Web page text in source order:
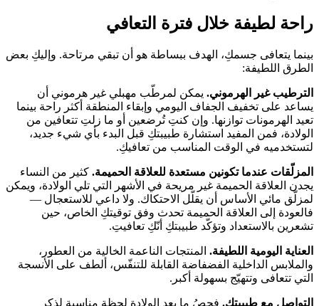
راحة لطيفة خلال فترة التعافي
بينما يتعافى جسمكِ، الهدف ببساطة هو أن تبقي مرتاحة. وإليكِ بعض
الطرق اللطيفة:
الترطيب غير الهرموني. يمكن لمرطّب مهبلي غير هرموني أن
يساعد على تخفيف الجفاف اليومي وإبقاء المنطقة أكثر راحة بينما
تعيد الهرمونات توازنها. وإن كنتِ تُرضعين أو ما زلتِ تتعافين من
الولادة، فمن المفيد استشارة طبيبتكِ قبل البدء بأي شيء جديد،
لتستخدميه في الوقت المناسب من تعافيكِ.
المزلّقات عندما تكونين مستعدة للعلاقة الحميمة. كثير من النساء
يجدن العلاقة الحميمة غير مريحة في الأشهر التي تلي الولادة، ويمكن
لمزلّق مائي الأساس أن يقلّل الاحتكاك. ولا داعي للاستعجال —
فالعودة إلى العلاقة الحميمة تحدث وفق توقيتكِ الخاص، حين
تشعرين بالاستعداد وتؤكّد طبيبتكِ أنّكِ تعافيتِ.
العناية اليومية اللطيفة. المنتجات الناعمة الخالية من العطور،
والملابس الداخلية الفضفاضة القابلة للتنفّس، ألطف على الأنسجة
التي تتعافى وتتهيّج بسهولة أكبر.
التواصل مع طبيبتكِ. فحصُ ما بعد الولادة لحظة مناسبة لذكر